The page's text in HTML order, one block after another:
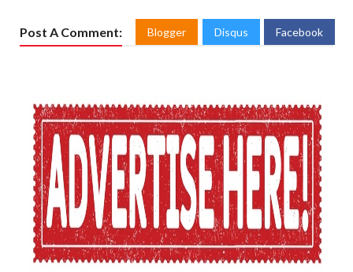
Post A Comment: Blogger Disqus Facebook